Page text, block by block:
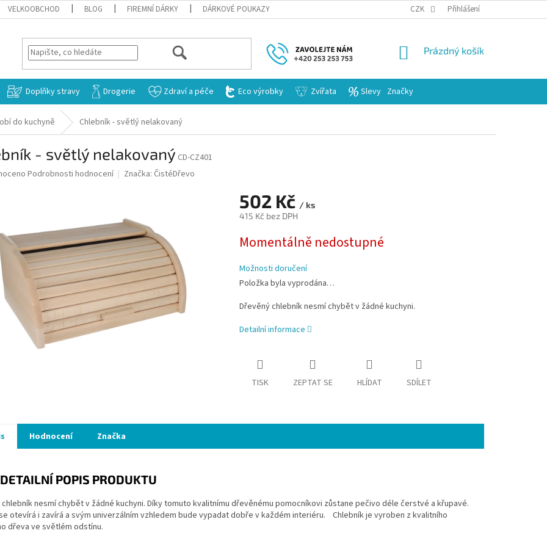
VELKOOBCHOD BLOG FIREMNÍ DÁRKY DÁRKOVÉ POUKAZY CZK Přihlášení
HLEDAT
NÁKUPNÍ
Prázdný košík
Doplňky stravy Drogerie Zdraví a péče Eco výrobky Zvířata Slevy Značky
do kuchyně Chlebník - světlý nelakovaný
- světlý nelakovaný CD-CZ401
Podrobnosti hodnocení Značka: ČistéDřevo
502 Kč / ks
415 Kč bez DPH
cena:
Momentálně nedostupné
Možnosti doručení
Položka byla vyprodána…
Dřevěný chlebník nesmí chybět v žádné kuchyni.
Detailní informace
TISK ZEPTAT SE HLÍDAT SDÍLET
Hodnocení Značka
DETAILNÍ POPIS PRODUKTU
nesmí chybět v žádné kuchyni. Díky tomuto kvalitnímu dřevěnému pomocníkovi zůstane pečivo déle čerstvé a křupavé.
otevírá i zavírá a svým univerzálním vzhledem bude vypadat dobře v každém interiéru. Chlebník je vyroben z kvalitního
dřeva ve světlém odstínu.